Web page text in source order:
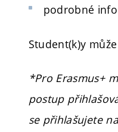
podrobné
Student(k)y
*Pro Erasmus+
postup
se přihlašujete